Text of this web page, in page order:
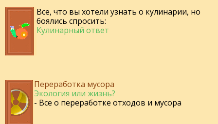
Все, что вы хотели узнать о кулинарии, но
боялись спросить:
Кулинарный ответ
Переработка мусора
Экология или жизнь?
- Все о переработке отходов и мусора